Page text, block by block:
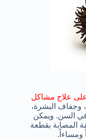
علاج مشاكل
، وجفاف البشرة،
في السن. ويمكن
المصابة بقطعة